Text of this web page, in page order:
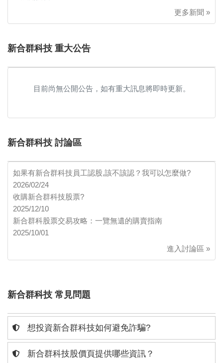
更多新聞 »
新合群科技 重大公告
目前尚無公開公告，如有重大訊息將即時更新。
新合群科技 討論區
如果有新合群科技員工認股,該不該認？我可以怎麼做?
2026/02/24
收購新合群科技股票?
2025/12/10
新合群科股票交易攻略：一覽無遺的購賣指南
2025/10/01
進入討論區 »
新合群科技 常見問題
想投資新合群科技如何避免詐騙?
新合群科技股價頁提供哪些資訊？